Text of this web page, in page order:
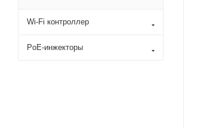
Wi-Fi контроллер
PoE-инжекторы